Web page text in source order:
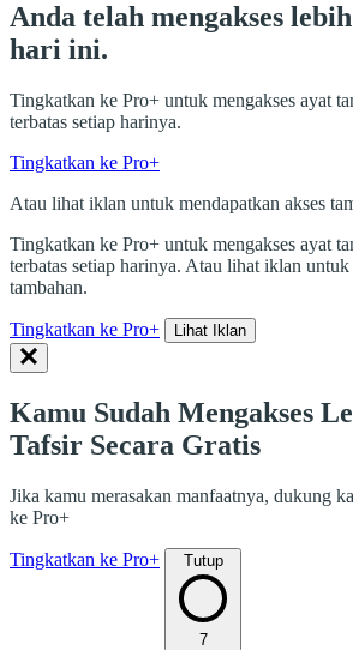
Anda telah mengakses
hari ini.
Tingkatkan ke Pro+ untuk mengakses ayat
terbatas setiap harinya.
Tingkatkan ke Pro+
Atau lihat iklan untuk mendapatkan akses
Tingkatkan ke Pro+ untuk mengakses ayat
terbatas setiap harinya. Atau lihat iklan untuk
tambahan.
Tingkatkan ke Pro+ Lihat Iklan
Kamu Sudah Mengakses
Tafsir Secara Gratis
Jika kamu merasakan manfaatnya, dukung
ke Pro+
Tingkatkan ke Pro+ Tutup
7